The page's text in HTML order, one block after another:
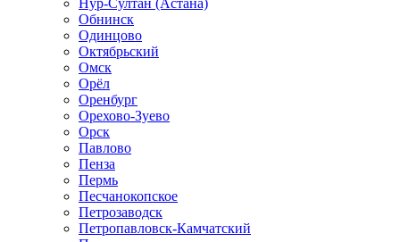
Нур-Султан (Астана)
Обнинск
Одинцово
Октябрьский
Омск
Орёл
Оренбург
Орехово-Зуево
Орск
Павлово
Пенза
Пермь
Песчанокопское
Петрозаводск
Петропавловск-Камчатский